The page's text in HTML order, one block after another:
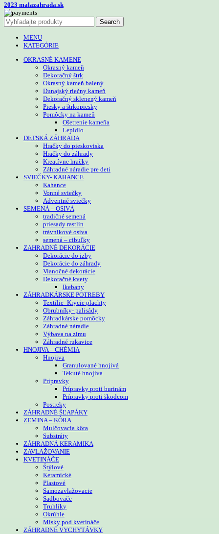
2023 malazahrada.sk
Search
MENU
KATEGÓRIE
OKRASNÉ KAMENE
Okrasný kameň
Dekoračný štrk
Okrasný kameň balený
Dunajský riečny kameň
Dekoračný sklenený kameň
Piesky a štrkopiesky
Pomôcky na kameň
Ošetrenie kameňa
Lepidlo
DETSKÁ ZÁHRADA
Hračky do pieskoviska
Hračky do záhrady
Kreatívne hračky
Záhradné náradie pre deti
SVIEČKY- KAHANCE
Kahance
Vonné sviečky
Adventné sviečky
SEMENÁ – OSIVÁ
tradičné semená
priesady rastlín
trávnikové osiva
semená – cibuľky
ZAHRADNÉ DEKORÁCIE
Dekorácie do izby
Dekorácie do záhrady
Vianočné dekorácie
Dekoračné kvety
Ikebany
ZÁHRADKÁRSKE POTREBY
Textílie- Krycie plachty
Obrubníky- palisády
Záhradkárske pomôcky
Záhradné náradie
Výbava na zimu
Záhradné rukavice
HNOJIVA – CHÉMIA
Hnojiva
Granulované hnojivá
Tekuté hnojiva
Prípravky
Prípravky proti burinám
Prípravky proti škodcom
Postreky
ZÁHRADNÉ ŠĽAPÁKY
ZEMINA – KÔRA
Mulčovacia kôra
Substráty
ZÁHRADNÁ KERAMIKA
ZAVLAŽOVANIE
KVETINÁČE
Štýlové
Keramické
Plastové
Samozavlažovacie
Sadbovače
Truhlíky
Okrúhle
Misky pod kvetináče
ZÁHRADNÉ VYCHYTÁVKY